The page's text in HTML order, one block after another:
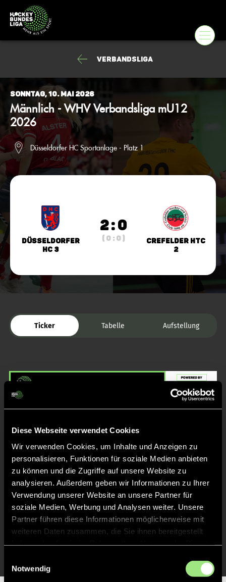
Diese Webseite verwendet Cookies
Wir verwenden Cookies, um Inhalte und Anzeigen zu
personalisieren, Funktionen für soziale Medien anbieten
zu können und die Zugriffe auf unsere Website zu
analysieren. Außerdem geben wir Informationen zu Ihrer
Verwendung unserer Website an unsere Partner für
soziale Medien, Werbung und Analysen weiter. Unsere
Partner führen diese Informationen möglicherweise mit
weiteren Daten zusammen, die Sie ihnen bereitgestellt
Notwendig
Verbandsliga
Sonntag, 10. Mai 2026
Männlich - WHV Verbandsliga mU12
2026
Düsseldorfer HC Sportanlage - Platz 1
Düsseldorfer
HC 3
2 : 0
( 0 : 0 )
Crefelder HTC
2
Ticker Tabelle Aufstellung
Liveticker
48'
Abpfiff
Spiel beendet
TOR 2:0, FELDTOR